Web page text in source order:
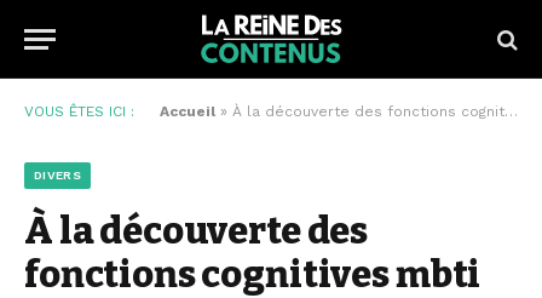
VOUS ÊTES ICI : Accueil » À la découverte des fonctions cognitives mbti
DIVERS
À la découverte des
fonctions cognitives mbti